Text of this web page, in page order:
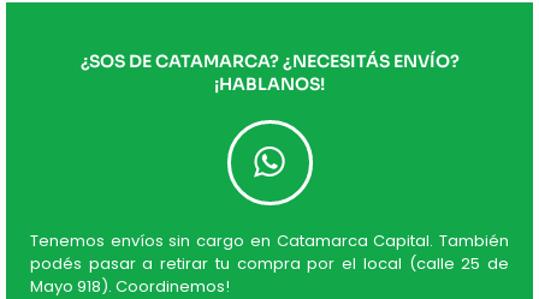
¿SOS DE CATAMARCA? ¿NECESITÁS ENVÍO?
¡HABLANOS!
Tenemos envíos sin cargo en Catamarca Capital. También
podés pasar a retirar tu compra por el local (calle 25 de
Mayo 918). Coordinemos!